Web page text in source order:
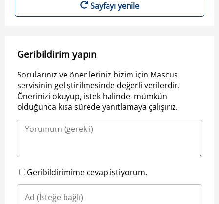
Sayfayı yenile
Geribildirim yapın
Sorularınız ve önerileriniz bizim için Mascus
servisinin geliştirilmesinde değerli verilerdir.
Önerinizi okuyup, istek halinde, mümkün
olduğunca kısa sürede yanıtlamaya çalışırız.
Geribildirimime cevap istiyorum.